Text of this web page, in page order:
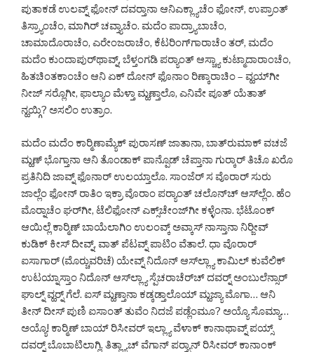
ಪುತಾಕಡೆ ಉಲವ್ನ್ ಫೋನ್ ದವರ್‍ತಾನಾ ಆನಿ‌ಎಕ್ಲ್ಯಾಚೆಂ ಫೋನ್, ಉಪ್ರಾಂತ್
ತಿಸ್ರ್ಯಾಂಚೆಂ, ಮಾಗಿರ್ ಚವ್ತ್ಯಾಚೆಂ. ಮದೆಂ ಪಾದ್ರ್ಯಾಬಾಚೆಂ,
ಚಾಮಾದೊರಾಚೆಂ, ಎರೇಂಜರಾಚೆಂ, ಕೆಟರಿಂಗ್‌ಗಾರಾಚೆಂ ತರ್, ಮದೆಂ
ಮದೆಂ ಕುಂದಾಪುರ್‌ಥಾವ್ನ್, ಬೆಳ್ತಂಗಡಿ ಪರ್‍ಯಾಂತ್ ಆಸ್ಚ್ಯಾ ಕುಟ್ಮಾದಾರಾಂಚೆಂ,
ಹಿತಚಿಂತಕಾಂಚೆಂ ಆನಿ ಏಕ್ ದೋನ್ ಫೊನಾಂ ರಿಣ್ಕಾರಾಚಿಂ – ವ್ಹಯ್‌ಗೀ
ನೀಜ್ ಸರ್‍ಲೊಗೀ, ಫಾಲ್ಯಾಂ ಮೆಳ್ತಾ ಮ್ಹಣ್ತಾಲೊ, ಎನಿವೇ ಪೂತ್ ಯೆತಾತ್
ನ್ಹಯ್ಗಿ? ಅಸಲಿಂ ಉತ್ರಾಂ.
ಮದೆಂ ಮದೆಂ ಕಾರ್‍ಮಿಣಾಮ್ಯೆಕ್ ಪುರಾಸಣ್ ಜಾತಾನಾ, ಬಾತ್‌ರುಮಾಕ್ ವಚಜೆ
ಮ್ಹಣ್ ಭೊಗ್ತಾನಾ ಆನಿ ತೊಂಡಾಕ್ ಪಾನ್ಪೊಡ್ ಚೆಪ್ತಾನಾ ಗುರ್‍ಕಾರ್ ತಿಚೊ ಖರೊ
ಪ್ರತಿನಿದಿ ಜಾವ್ನ್ ಫೊನಾರ್ ಉಲಯ್ತಾಲೊ. ಸಾಂಜೆರ್ ಸ ವೊರಾರ್ ಸುರು
ಜಾಲ್ಲೆಂ ಫೋನ್ ರಾತಿಂ ಇಕ್ರಾ ವೊರಾಂ ಪರ್‍ಯಾಂತ್ ಚಲೊನ್‌ಚ್ ಆಸ್‌ಲ್ಲೆಂ. ಹೆಂ
ಮೊರ್‍ನಾಚೆಂ ಘರ್‌ಗೀ, ಟೆಲಿಫೋನ್ ಎಕ್ಸ್‌ಚೇಂಜ್‌ಗೀ ಕಳ್ಳೆಂನಾ. ಭೆಟೊಂಕ್
ಆಯಿಲ್ಲೆ ಕಾರ್‍ಮಿಣ್ ಬಾಯೆಲಾಗಿಂ ಉಲಂವ್ಕ್ ಅವ್ಕಾಸ್ ನಾಸ್ತಾನಾ ನಿರ್‍ಜೀವ್
ಕುಡಿಕ್ ಕೀಸ್ ದೀವ್ನ್, ವಾತ್ ಪೆಟವ್ನ್ ಪಾಟಿಂ ವೆತಾಲೆ. ಧಾ ವೊರಾರ್
ಐಸಾಗಾರ್ (ಮೊರ್‍ಚುವರಿಚೆ) ಯೇವ್ನ್ ನಿದೊನ್ ಆಸ್‌ಲ್ಲ್ಯಾ ಕಾಮಿಲ್ ಕುವೆಲಿಕ್
ಉಟಯ್ನಾಸ್ತಾಂ ನಿದೊನ್ ಆಸ್‌ಲ್ಲ್ಯಾ ಸ್ಪೆಚರಾಚೆರ್‌ಚ್ ದವರ್‍ನ್ ಅಂಬುಲೆನ್ಸಾರ್
ಘಾಲ್ನ್ ವ್ಹರ್‍ನ್ ಗೆಲೆ. ಐಸ್ ಮ್ಹಣ್ತಾನಾ ಕಡ್ಕಡ್ತಾಲೊಯ್ ಮ್ಹಜ್ಯಾ ಮೊಗಾ… ಆನಿ
ತೀನ್ ದೀಸ್ ಪುಣಿ ಐಸಾಂತ್ ತುವೆಂ ನಿದಜೆ ಪಡ್ಲೆಂಮೂ? ಅಯ್ಯೊ ಸೊಮ್ಯಾ…
ಅಯ್ಯೊ! ಕಾರ್‍ಮಿಣ್ ಬಾಯ್ ರಿಸೀವರ್ ಇಲ್ಲ್ಯಾ ವೆಳಾಕ್ ಕಾನಾಥಾವ್ನ್ ಪಯ್ಸ್
ದವರ್‍ನ್ ಬೊಬಾಟಿಲಾಗ್ಲಿ. ತಿತ್ಲ್ಯಾಚ್ ವೆಗಾನ್ ಪರ್‍ತ್ಯಾನ್ ರಿಸೀವರ್ ಕಾನಾಂಕ್